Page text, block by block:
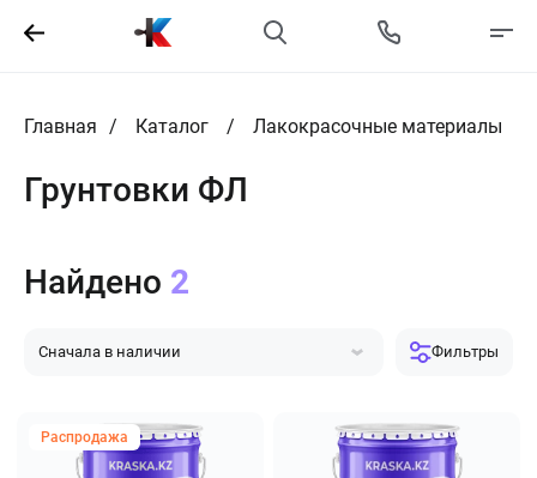
Главная Каталог Лакокрасочные материалы
Грунтовки ФЛ
Сначала в наличии
Фильтры
Найдено 2
Распродажа